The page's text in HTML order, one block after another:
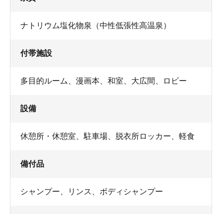
ナトリウム塩化物泉（中性低張性高温泉）
付帯施設
多目的ルーム、漫画本、和室、大広間、ロビー
設備
休憩所・休憩室 駐車場 脱衣所ロッカー 軽食
備付品
シャンプー リンス ボディシャンプー